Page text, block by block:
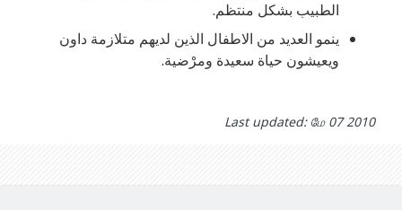
الطبيب بشكل منتظم.
ينمو العديد من الاطفال الذين لديهم متلازمة داون
ويعيشون حياة سعيدة ومرْضية.
Last updated: மே 07 2010